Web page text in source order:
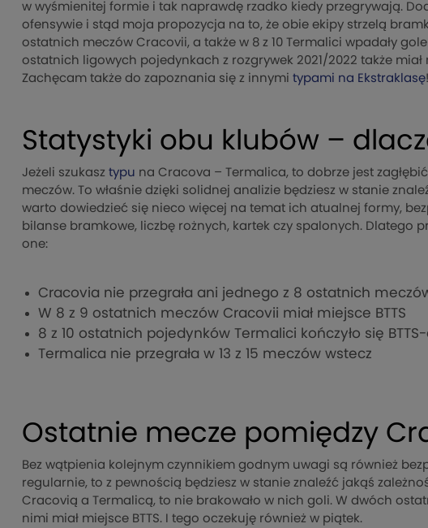
w wyśmienitej formie i tak naprawdę rzadko kiedy przegrywają.
ofensywie i stąd moja propozycja na to, że obie ekipy strzelą
ostatnich meczów Cracovii, a także w 8 z 10 Termalici wpadały
ostatnich ligowych pojedynkach z rozgrywek 2021/2022 także miał
Zachęcam także do zapoznania się z innymi typami na Ekstraklasę!
Statystyki obu klubów –
Jeżeli szukasz typu na Cracova – Termalica, to dobrze jest
meczów. To właśnie dzięki solidnej analizie będziesz w stanie
warto dowiedzieć się nieco więcej na temat ich atualnej formy,
bilanse bramkowe, liczbę rożnych, kartek czy spalonych. Dlatego
one:
Cracovia nie przegrała ani jednego z 8 ostatnich
W 8 z 9 ostatnich meczów Cracovii miał miejsce BTTS
8 z 10 ostatnich pojedynków Termalici kończyło się
Termalica nie przegrała w 13 z 15 meczów wstecz
Ostatnie mecze pomiędzy
Bez wątpienia kolejnym czynnikiem godnym uwagi są również
regularnie, to z pewnością będziesz w stanie znaleźć jakąś
Cracovią a Termalicą, to nie brakowało w nich goli. W dwóch
nimi miał miejsce BTTS. I tego oczekuję również w piątek.